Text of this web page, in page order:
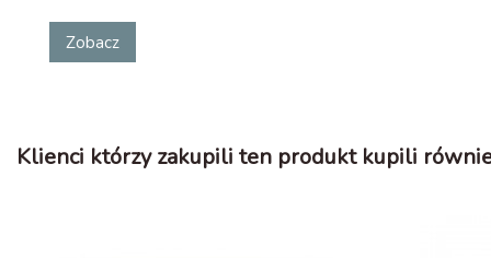
Zobacz
Klienci którzy zakupili ten produkt kupili